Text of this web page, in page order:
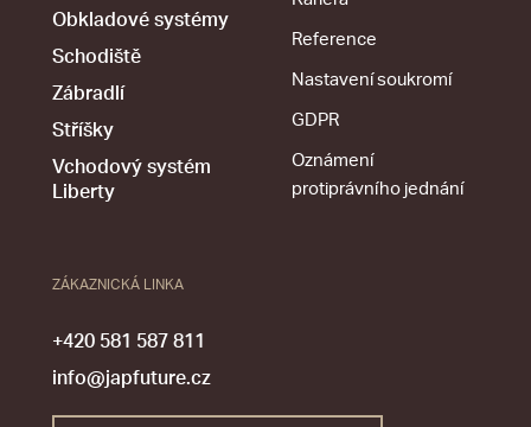
Obkladové systémy
Schodiště
Zábradlí
Stříšky
Vchodový systém
Liberty
Reference
Nastavení soukromí
GDPR
Oznámení
protiprávního jednání
ZÁKAZNICKÁ LINKA
+420 581 587 811
info@japfuture.cz